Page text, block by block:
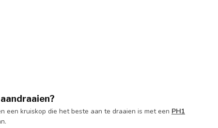
een kruiskop die het beste aan te draaien is met een PH1